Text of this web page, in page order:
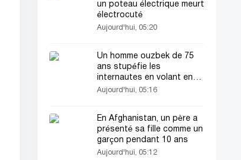
un poteau électrique meurt
électrocuté
Aujourd'hui, 05:20
Un homme ouzbek de 75
ans stupéfie les
internautes en volant en
deltaplane
Aujourd'hui, 05:16
En Afghanistan, un père a
présenté sa fille comme un
garçon pendant 10 ans
Aujourd'hui, 05:12